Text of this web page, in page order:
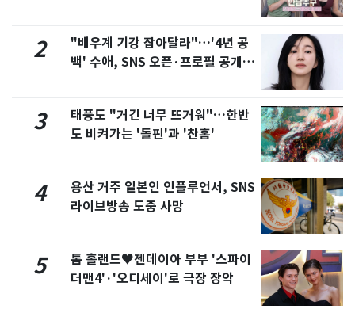
2
"배우계 기강 잡아달라"…'4년 공
백' 수애, SNS 오픈·프로필 공개
3
태풍도 "거긴 너무 뜨거워"…한반
도 비켜가는 '돌핀'과 '찬홈'
4
용산 거주 일본인 인플루언서, SNS
라이브방송 도중 사망
5
톰 홀랜드♥젠데이아 부부 '스파이
더맨4'·'오디세이'로 극장 장악